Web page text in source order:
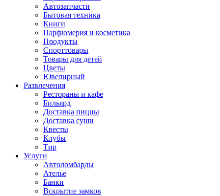
Автозапчасти
Бытовая техника
Книги
Парфюмерия и косметика
Продукты
Спорттовары
Товары для детей
Цветы
Ювелирный
Развлечения
Рестораны и кафе
Бильярд
Доставка пиццы
Доставка суши
Квесты
Клубы
Тир
Услуги
Автоломбарды
Ателье
Банки
Вскрытие замков